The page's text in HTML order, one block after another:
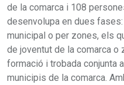
de la comarca i 108
desenvolupa en dues
municipal o per zones, els
de joventut de la comarca o
formació i trobada conjunta
municipis de la comarca.